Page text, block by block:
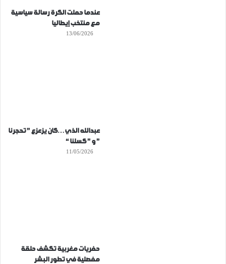
عندما حملت الكرة رسالة سياسية
مع منتخب إيطاليا
13/06/2026
عبدالله الذي…كان يزعزع ” تحجرنا
” و ” كسلنا “
11/05/2026
حفريات مغربية تكشف حلقة
مفصلية في تطور البشر